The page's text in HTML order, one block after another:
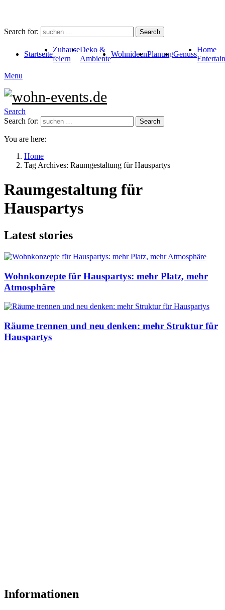
Search for: Search
Startseite
Zuhause
feiern
Deko &
Ambiente
WohnideenPlanungGenuss
Home
Menu
Search
Search for:
Search
You are here:
Home
Tag Archives: Raumgestaltung für Hauspartys
Raumgestaltung für
Hauspartys
Latest stories
Wohnkonzepte für Hauspartys: mehr Platz, mehr
Atmosphäre
Räume trennen und neu denken: mehr Struktur für
Hauspartys
Informationen